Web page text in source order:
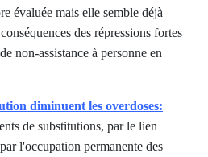
évaluée mais elle semble déjà
des répressions fortes
non-assistance à personne en
diminuent les overdoses:
de substitutions, par le lien
l'occupation permanente des